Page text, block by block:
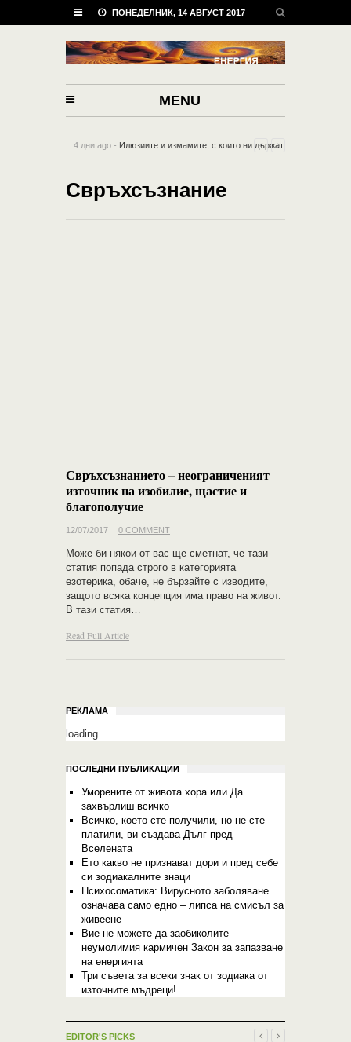
ПОНЕДЕЛНИК, 14 АВГУСТ 2017
MENU
4 дни ago - Илюзиите и измамите, с които ни държат
Свръхсъзнание
Свръхсъзнанието – неограниченият
източник на изобилие, щастие и
благополучие
12/07/2017 0 COMMENT
Може би някои от вас ще сметнат, че тази
статия попада строго в категорията
езотерика, обаче, не бързайте с изводите,
защото всяка концепция има право на живот.
В тази статия…
Read Full Article
РЕКЛАМА
loading...
ПОСЛЕДНИ ПУБЛИКАЦИИ
Уморените от живота хора или Да
захвърлиш всичко
Всичко, което сте получили, но не сте
платили, ви създава Дълг пред
Вселената
Ето какво не признават дори и пред себе
си зодиакалните знаци
Психосоматика: Вирусното заболяване
означава само едно – липса на смисъл за
живеене
Вие не можете да заобиколите
неумолимия кармичен Закон за запазване
на енергията
Три съвета за всеки знак от зодиака от
източните мъдреци!
EDITOR'S PICKS